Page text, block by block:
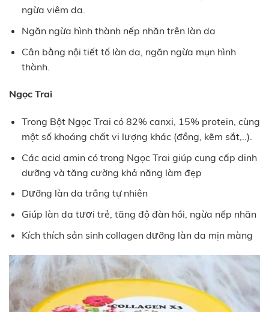
ngừa viêm da.
Ngăn ngừa hình thành nếp nhăn trên làn da
Cân bằng nội tiết tố làn da, ngăn ngừa mụn hình
thành.
Ngọc Trai
Trong Bột Ngọc Trai có 82% canxi, 15% protein, cùng
một số khoáng chất vi lượng khác (đồng, kẽm sắt,..).
Các acid amin có trong Ngọc Trai giúp cung cấp dinh
dưỡng và tăng cường khả năng làm đẹp
Dưỡng làn da trắng tự nhiên
Giúp làn da tươi trẻ, tăng độ đàn hồi, ngừa nếp nhăn
Kích thích sản sinh collagen dưỡng làn da mịn màng